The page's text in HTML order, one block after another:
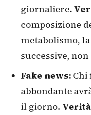
giornaliere.
composizione
metabolismo,
successive,
Fake news: Chi
abbondante
il giorno.